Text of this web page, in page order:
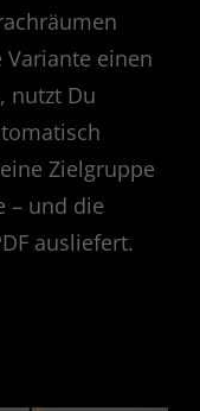
einen
nutzt Du
Zielgruppe
– und die
ausliefert.